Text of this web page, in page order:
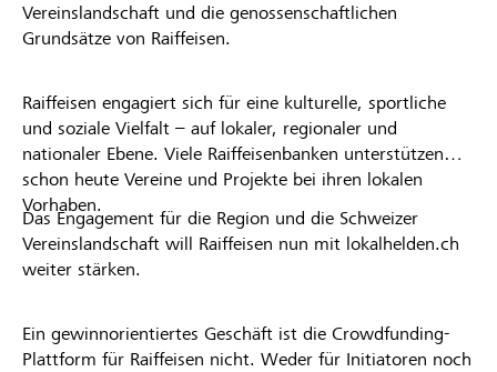
Vereinslandschaft und die genossenschaftlichen
Grundsätze von Raiffeisen.
Raiffeisen engagiert sich für eine kulturelle, sportliche
und soziale Vielfalt – auf lokaler, regionaler und
nationaler Ebene. Viele Raiffeisenbanken unterstützen
schon heute Vereine und Projekte bei ihren lokalen
Vorhaben.
Das Engagement für die Region und die Schweizer
Vereinslandschaft will Raiffeisen nun mit lokalhelden.ch
weiter stärken.
Ein gewinnorientiertes Geschäft ist die Crowdfunding-
Plattform für Raiffeisen nicht. Weder für Initiatoren noch